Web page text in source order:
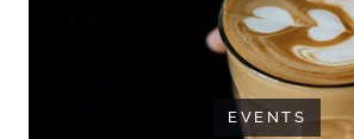
EVENTS